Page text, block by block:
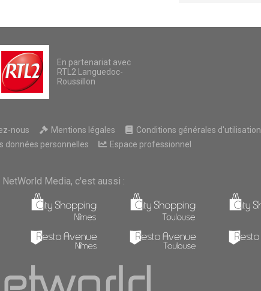
En partenariat avec
RTL2 Languedoc-
Roussillon
nous Mentions légales
Conditions générales d'utilisation
données personnelles
Espace professionnel
NetWorld Media, c'est aussi :